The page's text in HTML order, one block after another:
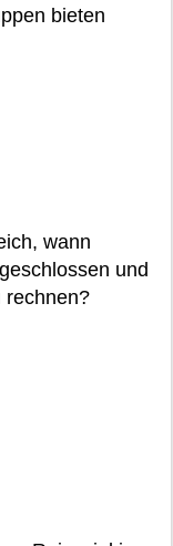
bieten
wann
und
rechnen?